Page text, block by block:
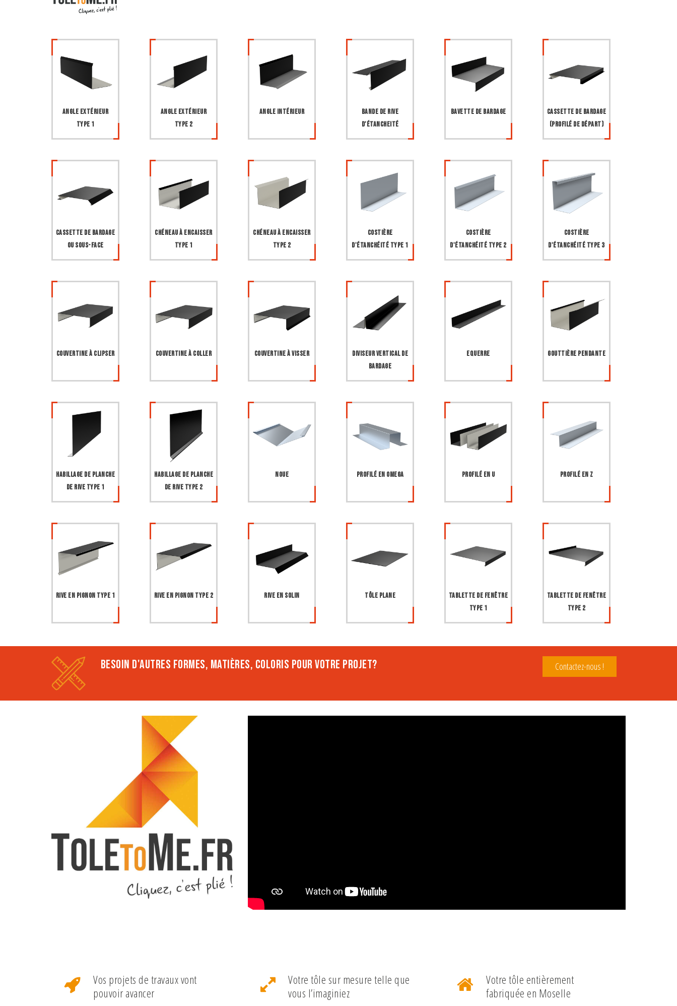
Angle extérieur
type 1
Angle extérieur
type 2
Angle intérieur
Bande de rive
d'étancheité
Bavette de bardage
Cassette de bardage
(profilé de départ)
Cassette de bardage
ou sous-face
Chéneau à encaisser
type 1
Chéneau à encaisser
type 2
Costière
d'étanchéité type 1
Costière
d'étanchéité type 2
Costière
d'étanchéité type 3
Couvertine à clipser Couvertine à coller Couvertine à visser
Diviseur vertical de
bardage
Equerre Gouttière pendante
Habillage de planche
de rive type 1
Habillage de planche
de rive type 2
Noue Profilé en Omega Profilé en U Profilé en Z
Rive en pignon type 1 Rive en pignon type 2 Rive en solin Tôle plane
Tablette de fenêtre
type 1
Tablette de fenêtre
type 2
BESOIN D'AUTRES FORMES, MATIÈRES, COLORIS POUR VOTRE PROJET? Contactez-nous !
Vos projets de travaux vont
pouvoir avancer
Votre tôle sur mesure telle que
vous l’imaginiez
Votre tôle entièrement
fabriquée en Moselle